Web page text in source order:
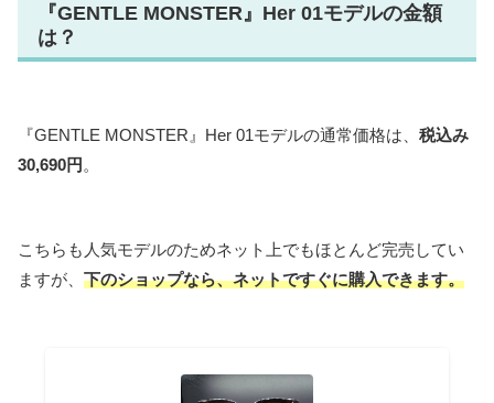
『GENTLE MONSTER』Her 01モデルの金額
は？
『GENTLE MONSTER』Her 01モデルの通常価格は、 税込み
30,690円 。
こちらも人気モデルのためネット上でもほとんど完売してい
ますが、 下のショップなら、ネットですぐに購入できます。